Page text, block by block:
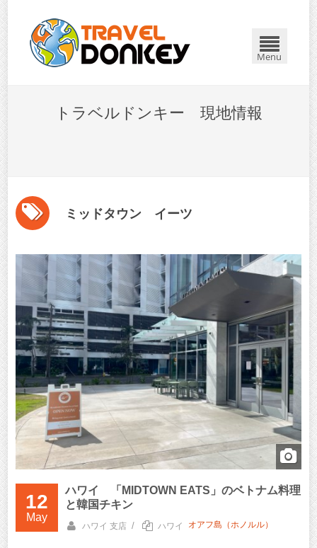
Menu
トラベルドンキー 現地情報
ミッドタウン イーツ
12
May
ハワイ 「MIDTOWN EATS」のベトナム料理
と韓国チキン
ハワイ 支店 / ハワイ オアフ島（ホノルル）